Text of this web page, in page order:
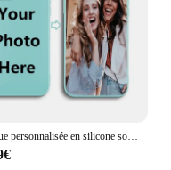
Coque personnalisée en silicone souple pour iPhone, coque personnalisée, photo ou texte, cadeau de vacances ou d'anniversaire, 16, 15, 14, 13, 12, 11, X